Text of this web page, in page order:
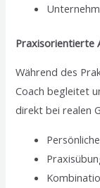
Praxisorientierte
Während des
Coach begleitet
direkt bei realen